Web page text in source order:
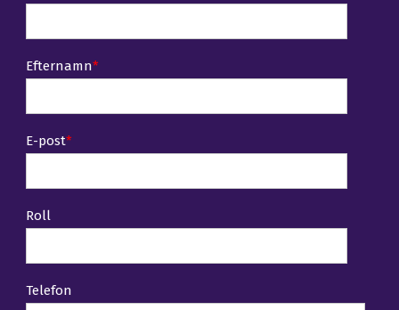
Efternamn*
E-post*
Roll
Telefon